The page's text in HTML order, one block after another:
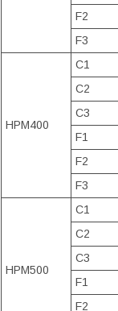
F2
F3
HPM400
C1
C2
C3
F1
F2
F3
HPM500
C1
C2
C3
F1
F2